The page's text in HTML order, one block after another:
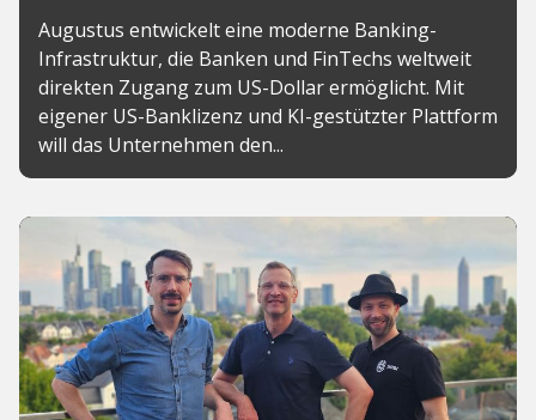
Augustus entwickelt eine moderne Banking-
Infrastruktur, die Banken und FinTechs weltweit
direkten Zugang zum US-Dollar ermöglicht. Mit
eigener US-Banklizenz und KI-gestützter Plattform
will das Unternehmen den...